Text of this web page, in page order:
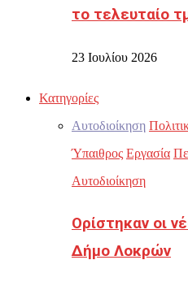
το τελευταίο
23 Ιουλίου 2026
Κατηγορίες
Αυτοδιοίκηση
Ύπαιθρος Εργασία
Αυτοδιοίκηση
Ορίστηκαν οι
Δήμο Λοκρών